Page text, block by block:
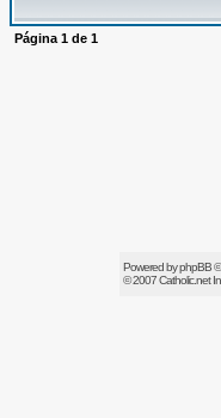
Página 1 de 1
Powered byphpBB
© 2007Catholic.net